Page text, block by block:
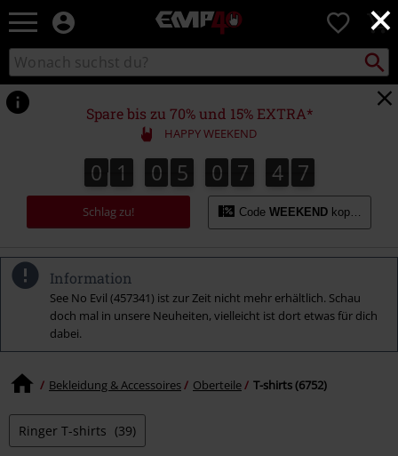
×
EMP
Merchandise
-
Shop
Rock
&
Entertainment
0
Katalog
durchsuchen
suchen
Spare bis zu 70% und 15% EXTRA*
HAPPY WEEKEND
0
0 1
1 0
0 5
5 0
0 7
7 4
4
4
4 5
6
5
7
6
Schlag zu! Code WEEKEND kopieren
Information
See No Evil (457341) ist zur Zeit nicht mehr erhältlich. Schau
doch mal in unsere Neuheiten, vielleicht ist dort etwas für dich
dabei.
Bekleidung & Accessoires Oberteile T-shirts (6752)
Ringer T-shirts (39)